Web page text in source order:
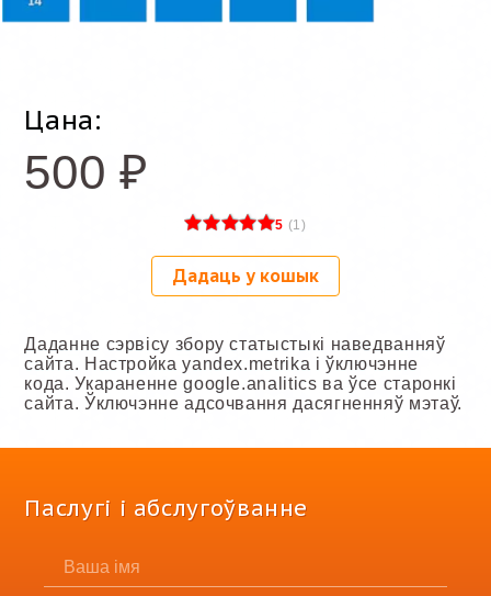
Паслугі і абслугоўванне
Цана:
500 ₽
5 (1)
Даданне сэрвісу збору статыстыкі наведванняў
сайта. Настройка yandex.metrika і ўключэнне
кода. Укараненне google.analitics ва ўсе старонкі
сайта. Ўключэнне адсочвання дасягненняў мэтаў.
Дадаць у кошык